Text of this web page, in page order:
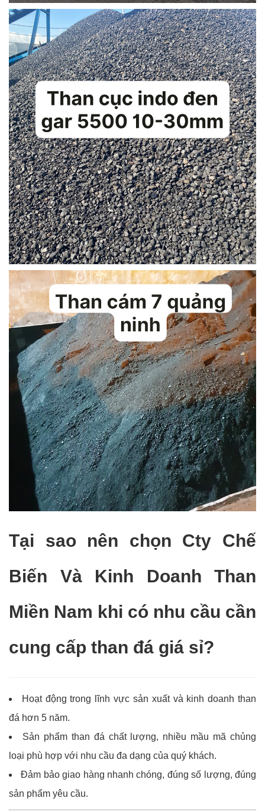
Tại sao nên chọn Cty Chế
Biến Và Kinh Doanh Than
Miền Nam khi có nhu cầu cần
cung cấp than đá giá sỉ?
Hoạt động trong lĩnh vực sản xuất và kinh doanh than
đá hơn 5 năm.
Sản phẩm than đá chất lượng, nhiều mầu mã chủng
loại phù hợp với nhu cầu đa dạng của quý khách.
Đảm bảo giao hàng nhanh chóng, đúng số lượng, đúng
sản phẩm yêu cầu.